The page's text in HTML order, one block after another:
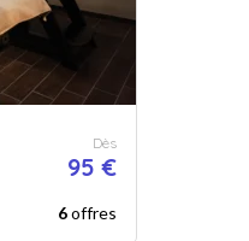
Dès
95 €
6offres